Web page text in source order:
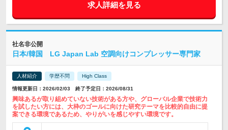
求人詳細を見る
社名非公開
日本/韓国 LG Japan Lab 空調向けコンプレッサー専門家
人材紹介 学歴不問 High Class
情報更新日：2026/02/03 終了予定日：2026/08/31
興味あるが取り組めていない技術がある方や、グローバル企業で技術力
を試したい方には、大枠のゴールに向けた研究テーマを比較的自由に提
案できる環境であるため、やりがいを感じやすい環境です。